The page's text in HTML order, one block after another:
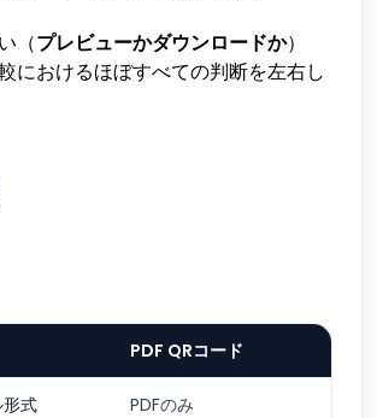
（プレビューかダウンロードか）
におけるほぼすべての判断を左右し
PDF QRコード
式 PDFのみ